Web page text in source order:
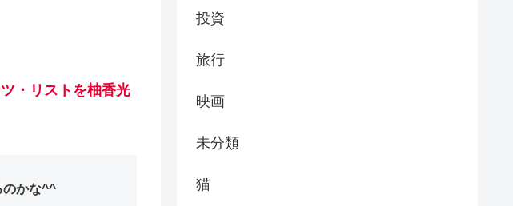
・リストを柚香光
のかな^^
投資
旅行
映画
未分類
猫